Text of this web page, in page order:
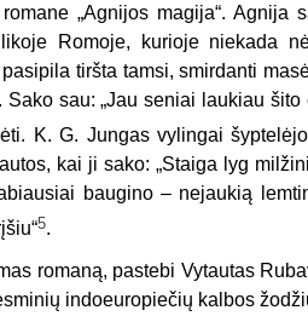
„Agnijos magija“. Agnija
Romoje, kurioje niekada
tiršta tamsi, smirdanti
sau: „Jau seniai laukiau
K. G. Jungas vylingai
kai ji sako: „Staiga lyg
baugino – nejaukią
5.
romaną, pastebi Vytautas
indoeuropiečių kalbos